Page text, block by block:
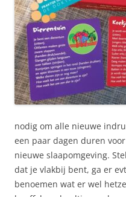
nodig om alle nieuwe
een paar dagen duren
nieuwe slaapomgeving.
dat je vlakbij bent, ga er
benoemen wat er wel